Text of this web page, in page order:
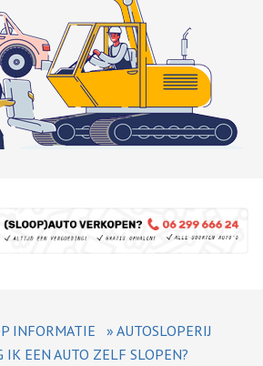
INFORMATIE » AUTOSLOPERIJ
IK EEN AUTO ZELF SLOPEN?